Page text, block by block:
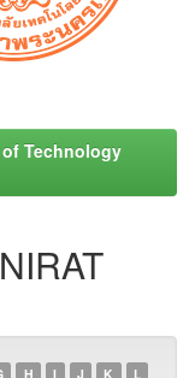
Technology
H I J K
L